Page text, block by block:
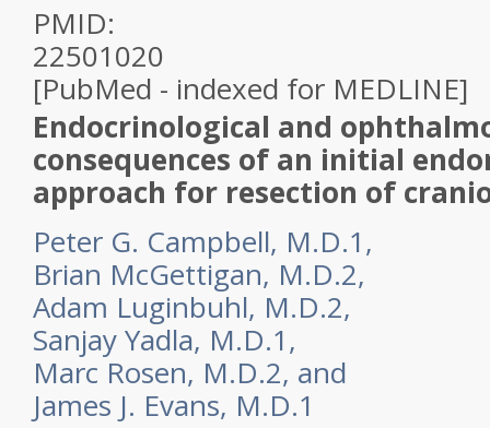
PMID:
22501020
[PubMed - indexed for MEDLINE]
Endocrinological and
consequences of an initial
approach for resection of
Peter G. Campbell, M.D.1,
Brian McGettigan, M.D.2,
Adam Luginbuhl, M.D.2,
SanjayYadla, M.D.1,
Marc Rosen, M.D.2, and
James J. Evans, M.D.1